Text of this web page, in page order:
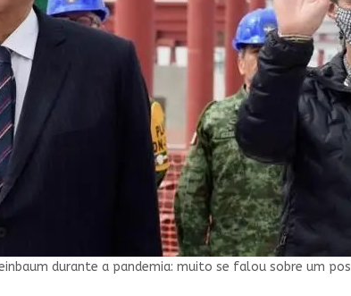
durante a pandemia: muito se falou sobre um